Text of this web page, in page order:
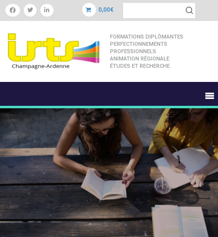
0,00€
FORMATIONS DIPLÔMANTES
PERFECTIONNEMENTS
PROFESSIONNELS
ANIMATION RÉGIONALE
ÉTUDES ET RECHERCHE